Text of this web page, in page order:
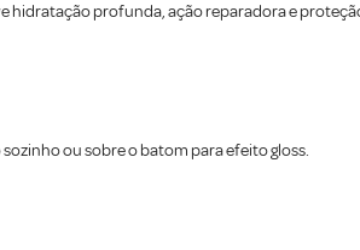
profunda, ação reparadora e
ou sobre o batom para efeito gloss.